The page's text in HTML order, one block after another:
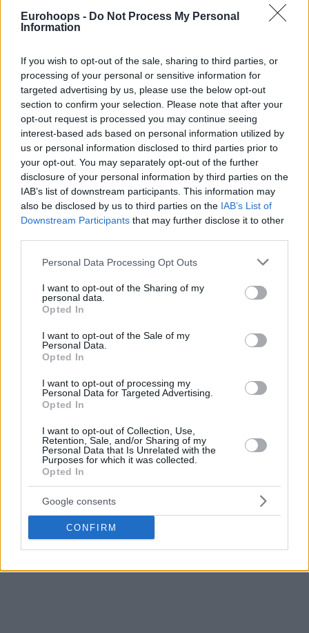
Eurohoops - Do Not Process My Personal
Information
If you wish to opt-out of the sale, sharing to third parties, or
processing of your personal or sensitive information for
targeted advertising by us, please use the below opt-out
section to confirm your selection. Please note that after your
opt-out request is processed you may continue seeing
interest-based ads based on personal information utilized by
us or personal information disclosed to third parties prior to
your opt-out. You may separately opt-out of the further
disclosure of your personal information by third parties on the
IAB’s list of downstream participants. This information may
also be disclosed by us to third parties on the IAB’s List of
Downstream Participants that may further disclose it to other
Please note that this website/app uses one or more Google
not limited to your visit or usage behaviour. You may click to
grant or deny consent to Google and its third-party tags to
use your data for below specified purposes in below Google
consent section.
Personal Data Processing Opt Outs
I want to opt-out of the Sharing of my
personal data.
Opted In
I want to opt-out of the Sale of my
Personal Data.
Opted In
I want to opt-out of processing my
Personal Data for Targeted Advertising.
Opted In
I want to opt-out of Collection, Use,
Retention, Sale, and/or Sharing of my
Personal Data that Is Unrelated with the
Purposes for which it was collected.
Opted In
Google consents
CONFIRM
με τον ίδιο αριθμό αφού το “2”ήταν πέρυσι ελεύθερο
και το πήρε ο Μόουζες Ράιτ
Κίναν Έβανςθα παίζει με το Νο12, ενώ ο
Ένας… άσχετος αριθμός για τον Αργεντινό διεθνή, αφού
Μπασκόνια
Αργεντινής), στον Ερυθρό Αστέρα το #1 και πέρυσι στον
Παναθηναϊκό το “δύο”.